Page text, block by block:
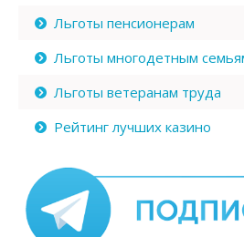
Льготы пенсионерам
Льготы многодетным
Льготы ветеранам труда
Рейтинг лучших казино